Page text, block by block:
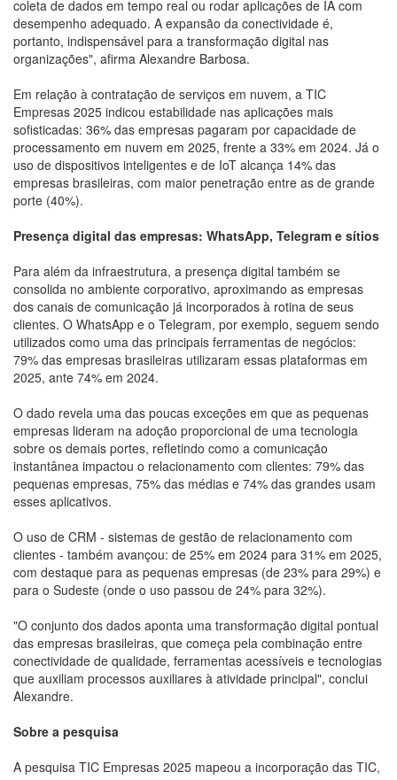
coleta de dados em tempo real ou rodar aplicações de IA com
desempenho adequado. A expansão da conectividade é,
portanto, indispensável para a transformação digital nas
organizações", afirma Alexandre Barbosa.
Em relação à contratação de serviços em nuvem, a TIC
Empresas 2025 indicou estabilidade nas aplicações mais
sofisticadas: 36% das empresas pagaram por capacidade de
processamento em nuvem em 2025, frente a 33% em 2024. Já o
uso de dispositivos inteligentes e de IoT alcança 14% das
empresas brasileiras, com maior penetração entre as de grande
porte (40%).
Presença digital das empresas: WhatsApp, Telegram e sítios
Para além da infraestrutura, a presença digital também se
consolida no ambiente corporativo, aproximando as empresas
dos canais de comunicação já incorporados à rotina de seus
clientes. O WhatsApp e o Telegram, por exemplo, seguem sendo
utilizados como uma das principais ferramentas de negócios:
79% das empresas brasileiras utilizaram essas plataformas em
2025, ante 74% em 2024.
O dado revela uma das poucas exceções em que as pequenas
empresas lideram na adoção proporcional de uma tecnologia
sobre os demais portes, refletindo como a comunicação
instantânea impactou o relacionamento com clientes: 79% das
pequenas empresas, 75% das médias e 74% das grandes usam
esses aplicativos.
O uso de CRM - sistemas de gestão de relacionamento com
clientes - também avançou: de 25% em 2024 para 31% em 2025,
com destaque para as pequenas empresas (de 23% para 29%) e
para o Sudeste (onde o uso passou de 24% para 32%).
"O conjunto dos dados aponta uma transformação digital pontual
das empresas brasileiras, que começa pela combinação entre
conectividade de qualidade, ferramentas acessíveis e tecnologias
que auxiliam processos auxiliares à atividade principal", conclui
Alexandre.
Sobre a pesquisa
A pesquisa TIC Empresas 2025 mapeou a incorporação das TIC,